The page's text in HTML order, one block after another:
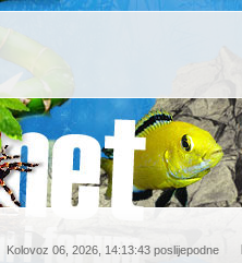
Kolovoz 06, 2026, 14:13:43 poslijepodne